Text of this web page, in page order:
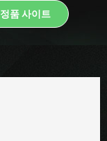
정품 사이트